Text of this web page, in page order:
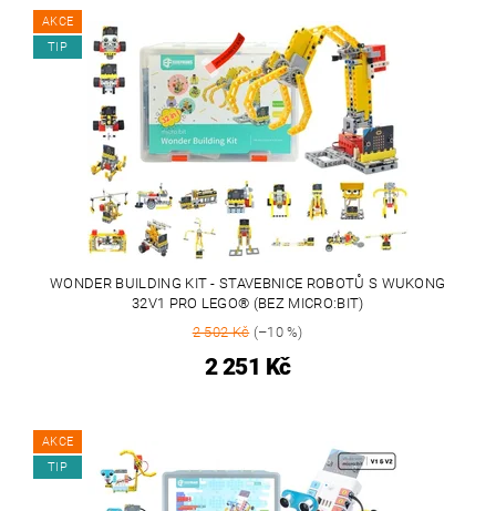
AKCE
TIP
WONDER BUILDING KIT - STAVEBNICE ROBOTŮ S WUKONG
32V1 PRO LEGO® (BEZ MICRO:BIT)
2 502 Kč(–10 %)
2 251 Kč
AKCE
TIP